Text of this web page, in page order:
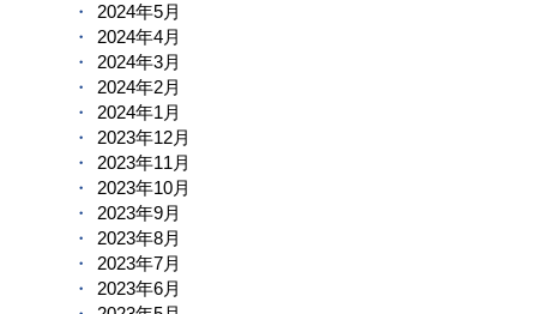
2024年5月
2024年4月
2024年3月
2024年2月
2024年1月
2023年12月
2023年11月
2023年10月
2023年9月
2023年8月
2023年7月
2023年6月